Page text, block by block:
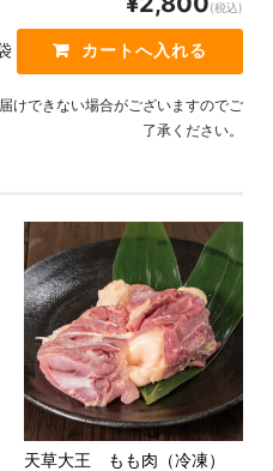
(税込)
けできない場合がございますのでご
了承ください。
天草大王 もも肉（冷凍）